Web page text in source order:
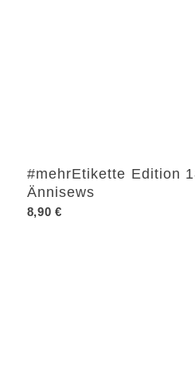
#mehrEtikette Edition
Ännisews
8,90 €